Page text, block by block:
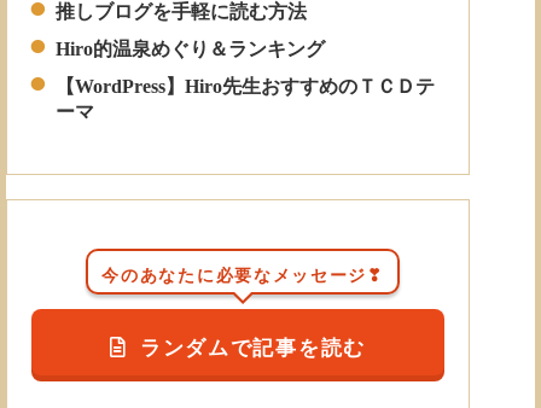
推しブログを手軽に読む方法
Hiro的温泉めぐり＆ランキング
【WordPress】Hiro先生おすすめのＴＣＤテ
ーマ
今のあなたに必要なメッセージ❣
ランダムで記事を読む